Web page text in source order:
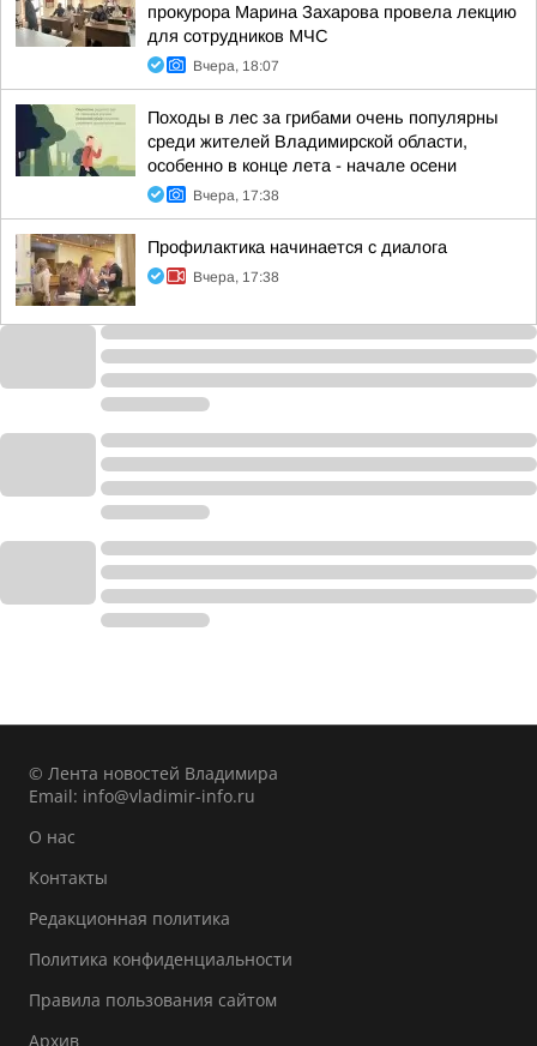
прокурора Марина Захарова провела лекцию
для сотрудников МЧС
Вчера, 18:07
Походы в лес за грибами очень популярны
среди жителей Владимирской области,
особенно в конце лета - начале осени
Вчера, 17:38
Профилактика начинается с диалога
Вчера, 17:38
© Лента новостей Владимира
Email: info@vladimir-info.ru
О нас
Контакты
Редакционная политика
Политика конфиденциальности
Правила пользования сайтом
Архив